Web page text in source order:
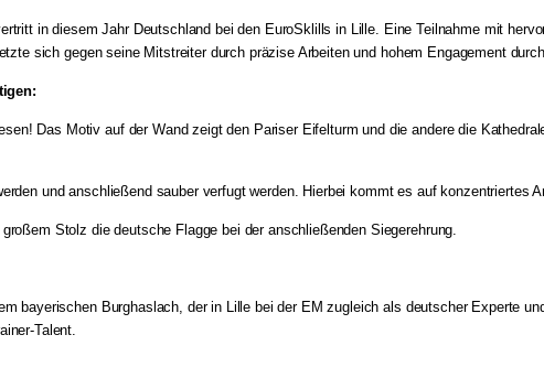
in diesem Jahr Deutschland bei den EuroSklills in Lille. Eine Teilnahme mit
sich gegen seine Mitstreiter durch präzise Arbeiten und hohem Engagement
Das Motiv auf der Wand zeigt den Pariser Eifelturm und die andere die
und anschließend sauber verfugt werden. Hierbei kommt es auf konzentriertes
Stolz die deutsche Flagge bei der anschließenden Siegerehrung.
bayerischen Burghaslach, der in Lille bei der EM zugleich als deutscher Experte
Talent.